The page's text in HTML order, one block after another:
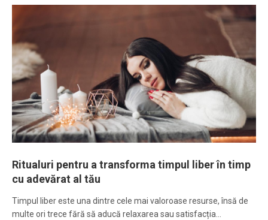
Ritualuri pentru a transforma timpul liber în timp
cu adevărat al tău
Timpul liber este una dintre cele mai valoroase resurse, însă de
multe ori trece fără să aducă relaxarea sau satisfacția…